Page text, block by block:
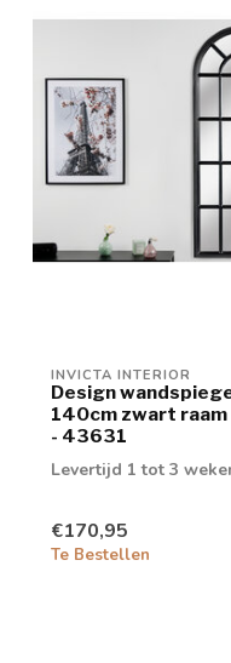
INVICTA INTERIOR
Design
140cm zwart
- 43631
Levertijd 1 tot 3
€170,95
Te Bestellen